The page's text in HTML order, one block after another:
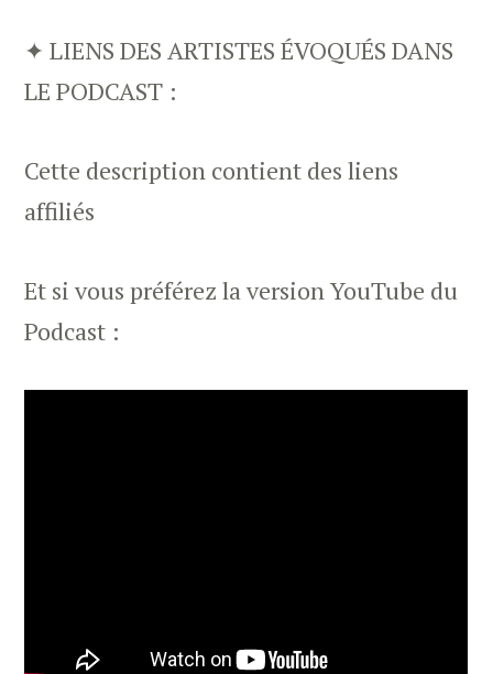
✦ LIENS DES ARTISTES ÉVOQUÉS DANS
LE PODCAST :
Cette description contient des liens
affiliés
Et si vous préférez la version YouTube du
Podcast :